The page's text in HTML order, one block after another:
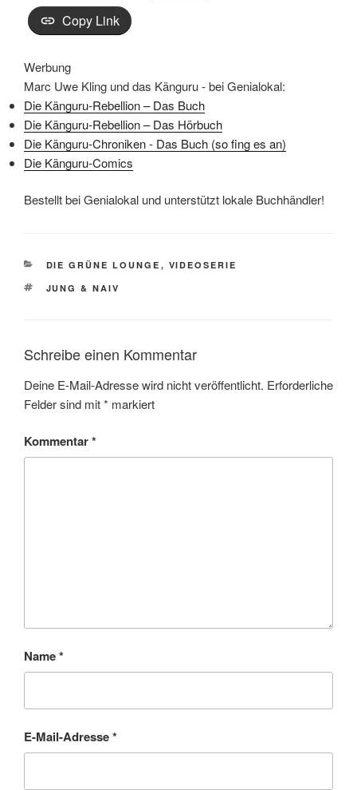
Copy Link
Werbung
Marc Uwe Kling und das Känguru - bei Genialokal:
Die Känguru-Rebellion – Das Buch
Die Känguru-Rebellion – Das Hörbuch
Die Känguru-Chroniken - Das Buch (so fing es an)
Die Känguru-Comics
Bestellt bei Genialokal und unterstützt lokale Buchhändler!
KATEGORIEN
DIE GRÜNE LOUNGE , VIDEOSERIE
SCHLAGWÖRTER
JUNG & NAIV
Schreibe einen Kommentar
Deine E-Mail-Adresse wird nicht veröffentlicht. Erforderliche
Felder sind mit* markiert
Kommentar*
Name*
E-Mail-Adresse*